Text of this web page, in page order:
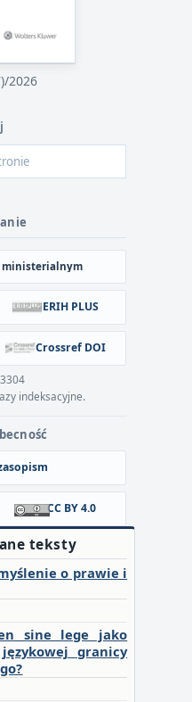
2026
ministerialnym
ERIH PLUS
Crossref DOI
indeksacyjne.
CC BY 4.0
teksty
o prawie i
sine lege jako
granicy